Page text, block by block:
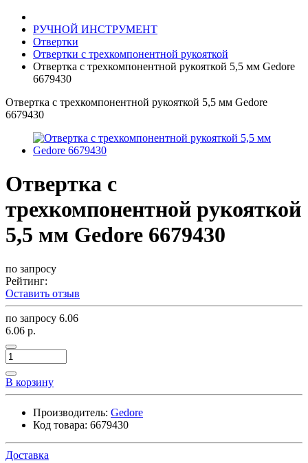
РУЧНОЙ ИНСТРУМЕНТ
Отвертки
Отвертки с трехкомпонентной рукояткой
Отвертка с трехкомпонентной рукояткой 5,5 мм Gedore
6679430
Отвертка с трехкомпонентной рукояткой 5,5 мм Gedore
6679430
Отвертка с
трехкомпонентной рукояткой
5,5 мм Gedore 6679430
по запросу
Рейтинг:
Оставить отзыв
по запросу 6.06
6.06 р.
В корзину
Производитель: Gedore
Код товара: 6679430
Доставка